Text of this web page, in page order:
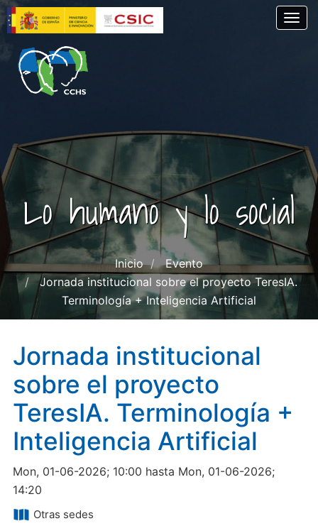
Skip
to
main
content
Lo humano y lo social
Inicio
Evento
Jornada institucional sobre el proyecto TeresIA.
Terminología + Inteligencia Artificial
Jornada institucional
sobre el proyecto
TeresIA. Terminología +
Inteligencia Artificial
Mon, 01-06-2026; 10:00 hasta Mon, 01-06-2026;
14:20
Otras sedes